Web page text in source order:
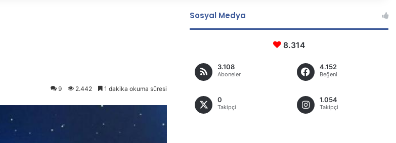
9 2.442 1 dakika okuma süresi
Sosyal Medya
8.314
3.108
Aboneler
4.152
Beğeni
0
Takipçi
1.054
Takipçi